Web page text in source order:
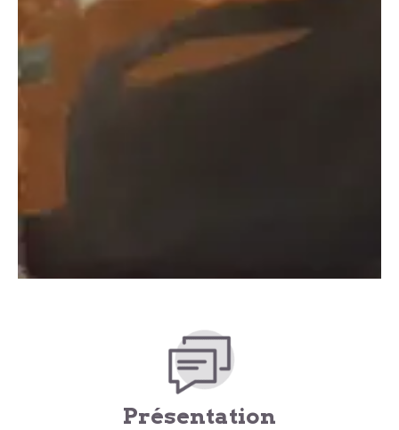
Présentation